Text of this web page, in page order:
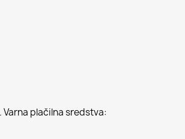
plačilna sredstva: